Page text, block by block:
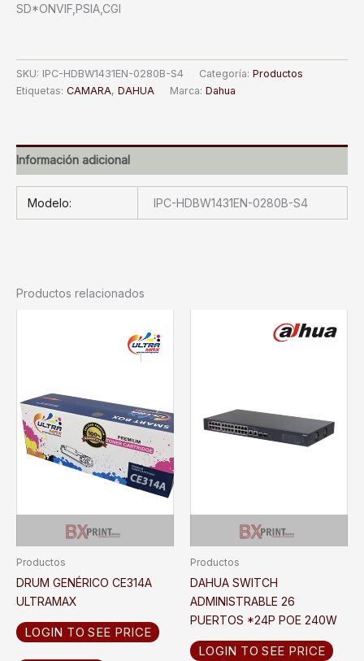
SD*ONVIF,PSIA,CGI
SKU: IPC-HDBW1431EN-0280B-S4 Categoría: Productos
Etiquetas: CAMARA, DAHUA Marca: Dahua
Información adicional
Modelo: IPC-HDBW1431EN-0280B-S4
Productos relacionados
Productos
DRUM GENÉRICO CE314A
ULTRAMAX
LOGIN TO SEE PRICE
Productos
DAHUA SWITCH
ADMINISTRABLE 26
PUERTOS *24P POE 240W
LOGIN TO SEE PRICE